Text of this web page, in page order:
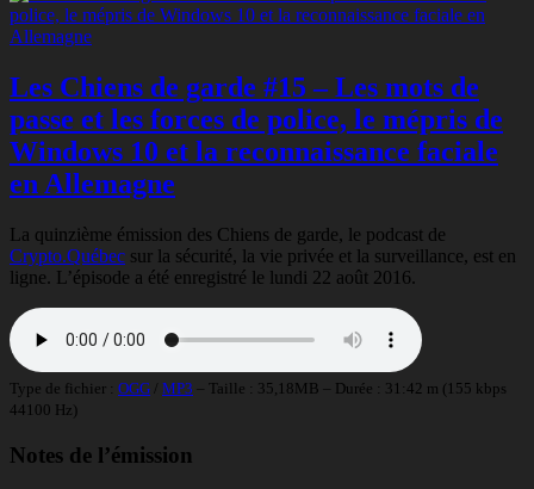
Les Chiens de garde #15 – Les mots de
passe et les forces de police, le mépris de
Windows 10 et la reconnaissance faciale
en Allemagne
La quinzième émission des Chiens de garde, le podcast de
Crypto.Québec sur la sécurité, la vie privée et la surveillance, est en
ligne. L’épisode a été enregistré le lundi 22 août 2016.
Type de fichier : OGG MP3 – Taille : 35,18MB – Durée : 31:42 m (155 kbps
44100 Hz)
Notes de l’émission